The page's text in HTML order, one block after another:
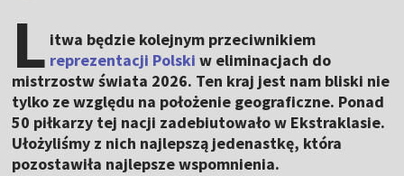
L itwa będzie kolejnym przeciwnikiem
reprezentacji Polski w eliminacjach do
mistrzostw świata 2026. Ten kraj jest nam bliski nie
tylko ze względu na położenie geograficzne. Ponad
50 piłkarzy tej nacji zadebiutowało w Ekstraklasie.
Ułożyliśmy z nich najlepszą jedenastkę, która
pozostawiła najlepsze wspomnienia.